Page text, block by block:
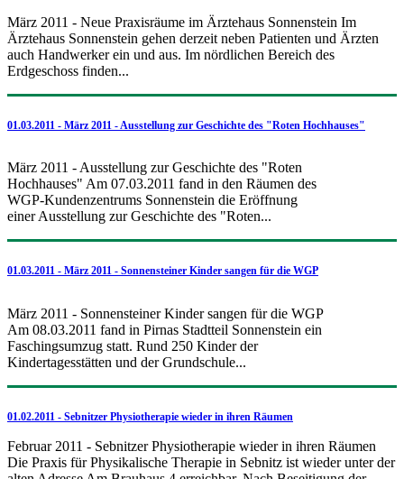
März 2011 - Neue Praxisräume im Ärztehaus Sonnenstein Im
Ärztehaus Sonnenstein gehen derzeit neben Patienten und Ärzten
auch Handwerker ein und aus. Im nördlichen Bereich des
Erdgeschoss finden...
01.03.2011 - März 2011 - Ausstellung zur Geschichte des "Roten Hochhauses"
März 2011 - Ausstellung zur Geschichte des "Roten
Hochhauses" Am 07.03.2011 fand in den Räumen des
WGP-Kundenzentrums Sonnenstein die Eröffnung
einer Ausstellung zur Geschichte des "Roten...
01.03.2011 - März 2011 - Sonnensteiner Kinder sangen für die WGP
März 2011 - Sonnensteiner Kinder sangen für die WGP
Am 08.03.2011 fand in Pirnas Stadtteil Sonnenstein ein
Faschingsumzug statt. Rund 250 Kinder der
Kindertagesstätten und der Grundschule...
01.02.2011 - Sebnitzer Physiotherapie wieder in ihren Räumen
Februar 2011 - Sebnitzer Physiotherapie wieder in ihren Räumen
Die Praxis für Physikalische Therapie in Sebnitz ist wieder unter der